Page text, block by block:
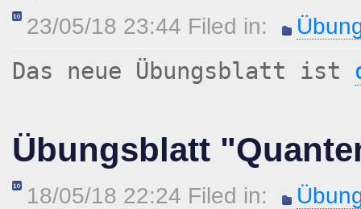
23/05/18 23:44 Filed in:
Das neue Übungsblatt ist
Übungsblatt
18/05/18 22:24 Filed in: